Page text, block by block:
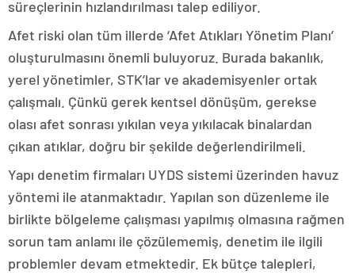
süreçlerinin hızlandırılması talep ediliyor.
Afet riski olan tüm illerde ‘Afet Atıkları Yönetim Planı’
oluşturulmasını önemli buluyoruz. Burada bakanlık,
yerel yönetimler, STK’lar ve akademisyenler ortak
çalışmalı. Çünkü gerek kentsel dönüşüm, gerekse
olası afet sonrası yıkılan veya yıkılacak binalardan
çıkan atıklar, doğru bir şekilde değerlendirilmeli.
Yapı denetim firmaları UYDS sistemi üzerinden havuz
yöntemi ile atanmaktadır. Yapılan son düzenleme ile
birlikte bölgeleme çalışması yapılmış olmasına rağmen
sorun tam anlamı ile çözülememiş, denetim ile ilgili
problemler devam etmektedir. Ek bütçe talepleri,